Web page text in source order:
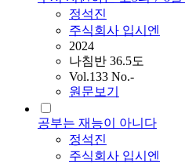
정석진
주식회사 입시엔
2024
나침반 36.5도
Vol.133 No.-
원문보기
공부는 재능이 아니다
정석진
주식회사 입시엔